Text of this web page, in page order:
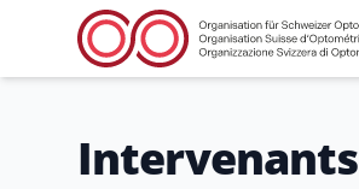
Intervenants